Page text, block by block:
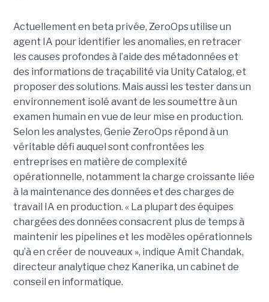
Actuellement en beta privée, ZeroOps utilise un
agent IA pour identifier les anomalies, en retracer
les causes profondes à l’aide des métadonnées et
des informations de traçabilité via Unity Catalog, et
proposer des solutions. Mais aussi les tester dans un
environnement isolé avant de les soumettre à un
examen humain en vue de leur mise en production.
Selon les analystes, Genie ZeroOps répond à un
véritable défi auquel sont confrontées les
entreprises en matière de complexité
opérationnelle, notamment la charge croissante liée
à la maintenance des données et des charges de
travail IA en production. « La plupart des équipes
chargées des données consacrent plus de temps à
maintenir les pipelines et les modèles opérationnels
qu’à en créer de nouveaux », indique Amit Chandak,
directeur analytique chez Kanerika, un cabinet de
conseil en informatique.